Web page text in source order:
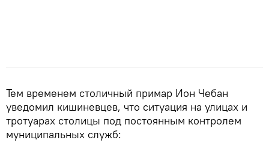
Тем временем столичный примар Ион Чебан
уведомил кишиневцев, что ситуация на улицах и
тротуарах столицы под постоянным контролем
муниципальных служб: